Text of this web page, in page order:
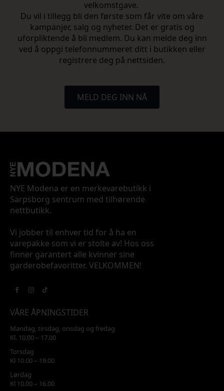
velkomstgave.
Du vil i tillegg bli den første som får vite om våre
kampanjer, salg og nyheter. Det er gratis og
uforpliktende å bli medlem. Du kan melde deg inn
ved å oppgi telefonnummeret ditt i butikken eller
registrere deg på nettsiden.
MELD DEG INN NÅ
NYE Modena er en merkevarebutikk i
Sarpsborg sentrum med tilhørende
nettbutikk.
Vi jobber til enhver tid for å ha en
varepakke som vi er stolte av! Hos oss
finner garantert alle kvinner sine
garderobefavoritter. VELKOMMEN!
VÅRE ÅPNINGSTIDER
Mandag, tirsdag, onsdag og fredag
Kl. 10.00 – 17.00
Torsdag
Kl 10.00 – 19.00
Lørdag
Kl 10.00 – 16.00